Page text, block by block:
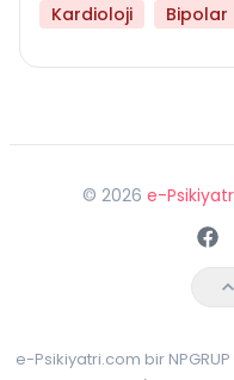
Kardioloji
Bipolar
© 2026 e-
e-Psikiyatri.com bir